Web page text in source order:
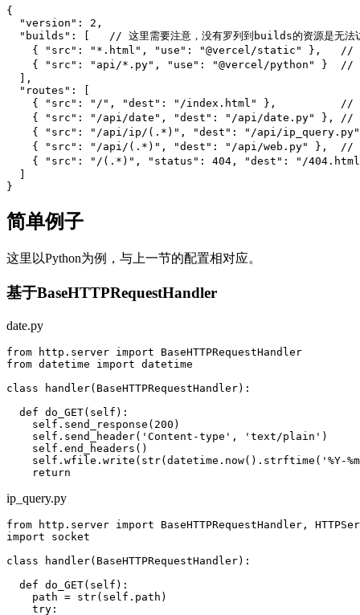
{
  "version": 2,
"builds": [   // 这里需要注意，没有罗列到builds的资源是无法
{ "src": "*.html", "use": "@vercel/static" },   //
{ "src": "api/*.py", "use": "@vercel/python" }  //
  ],
  "routes": [
{ "src": "/", "dest": "/index.html" },          // 这
{ "src": "/api/date", "dest": "/api/date.py" }, //
{ "src": "/api/ip/(.*)", "dest": "/api/ip_query.py"
{ "src": "/api/(.*)", "dest": "/api/web.py" },  // 一
{ "src": "/(.*)", "status": 404, "dest": "/404.html"
简单例子
这里以Python为例，与上一节的配置相对应。
基于BaseHTTPRequestHandler
date.py
from http.server import BaseHTTPRequestHandler
from datetime import datetime
class handler(BaseHTTPRequestHandler):
  def do_GET(self):
    self.send_response(200)
    self.send_header('Content-type', 'text/plain')
    self.end_headers()
self.wfile.write(str(datetime.now().strftime('%Y-
ip_query.py
from http.server import BaseHTTPRequestHandler,
import socket
class handler(BaseHTTPRequestHandler):
  def do_GET(self):
    path = str(self.path)
    try: